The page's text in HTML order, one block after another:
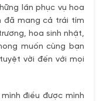
lần phục vụ hoa
đã mang cả trái tím
hoa sinh nhật,
muốn cùng bạn
vời đến với mọi
điều được mình